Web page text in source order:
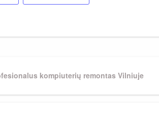
kompiuterių remontas Vilniuje